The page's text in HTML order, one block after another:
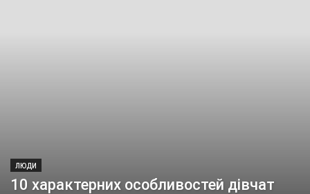
ЛЮДИ
10 характерних особливостей дівчат